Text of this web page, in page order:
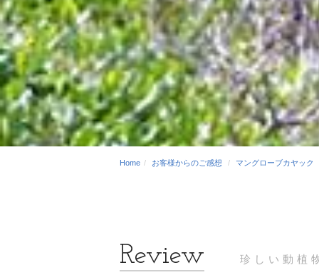
Home お客様からのご感想 マングローブカヤック
珍しい動植